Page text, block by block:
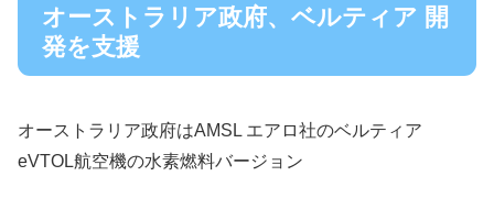
オーストラリア政府、ベルティア 開
発を支援
オーストラリア政府はAMSL エアロ社のベルティア
eVTOL航空機の水素燃料バージョン